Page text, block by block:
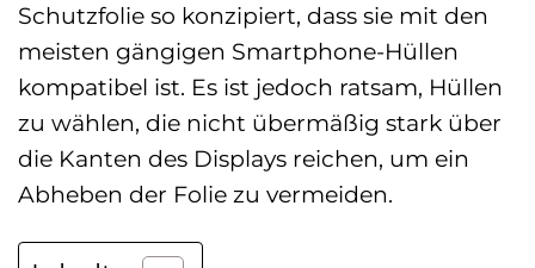
Schutzfolie so konzipiert, dass sie mit den
meisten gängigen Smartphone-Hüllen
kompatibel ist. Es ist jedoch ratsam, Hüllen
zu wählen, die nicht übermäßig stark über
die Kanten des Displays reichen, um ein
Abheben der Folie zu vermeiden.